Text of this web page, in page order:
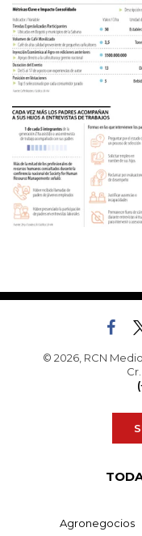
© 2026, RCN
Agronegocios